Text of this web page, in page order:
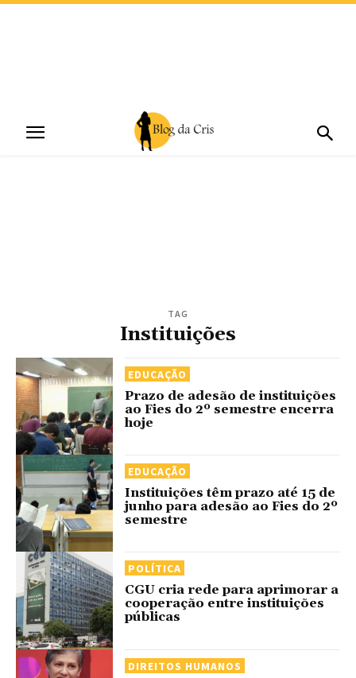
TAG
Instituições
EDUCAÇÃO
Prazo de adesão de instituições
ao Fies do 2º semestre encerra
hoje
EDUCAÇÃO
Instituições têm prazo até 15 de
junho para adesão ao Fies do 2º
semestre
POLÍTICA
CGU cria rede para aprimorar a
cooperação entre instituições
públicas
DIREITOS HUMANOS